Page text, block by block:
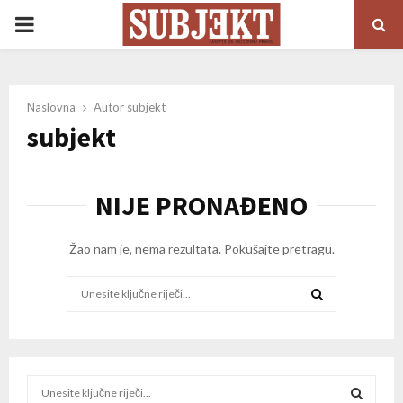
PRIMARY
Naslovna Autor subjekt
subjekt
NIJE PRONAĐENO
Žao nam je, nema rezultata. Pokušajte pretragu.